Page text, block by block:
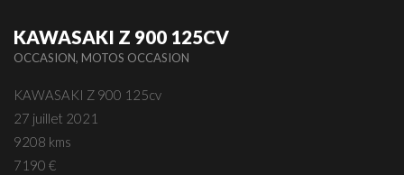
KAWASAKI Z 900 125CV
OCCASION, MOTOS OCCASION
KAWASAKI Z 900 125cv
27 juillet 2021
9208 kms
7190 €